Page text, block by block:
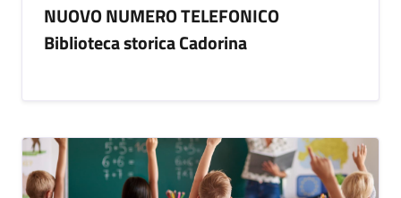
NUOVO NUMERO TELEFONICO
Biblioteca storica Cadorina